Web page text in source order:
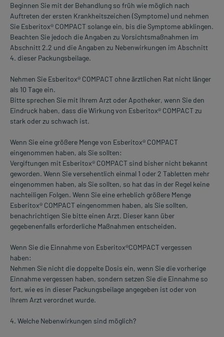
Beginnen Sie mit der Behandlung so früh wie möglich nach
Auftreten der ersten Krankheitszeichen (Symptome) und nehmen
Sie Esberitox® COMPACT solange ein, bis die Symptome abklingen.
Beachten Sie jedoch die Angaben zu Vorsichtsmaßnahmen im
Abschnitt 2.2 und die Angaben zu Nebenwirkungen im Abschnitt
4. dieser Packungsbeilage.
Nehmen Sie Esberitox® COMPACT ohne ärztlichen Rat nicht länger
als 10 Tage ein.
Bitte sprechen Sie mit Ihrem Arzt oder Apotheker, wenn Sie den
Eindruck haben, dass die Wirkung von Esberitox® COMPACT zu
stark oder zu schwach ist.
Wenn Sie eine größere Menge von Esberitox® COMPACT
eingenommen haben, als Sie sollten:
Vergiftungen mit Esberitox® COMPACT sind bisher nicht bekannt
geworden. Wenn Sie versehentlich einmal 1 oder 2 Tabletten mehr
eingenommen haben, als Sie sollten, so hat das in der Regel keine
nachteiligen Folgen. Wenn Sie eine erheblich größere Menge
Esberitox® COMPACT eingenommen haben, als Sie sollten,
benachrichtigen Sie bitte einen Arzt. Dieser kann über
gegebenenfalls erforderliche Maßnahmen entscheiden.
Wenn Sie die Einnahme von Esberitox®COMPACT vergessen
haben:
Nehmen Sie nicht die doppelte Dosis ein, wenn Sie die vorherige
Einnahme vergessen haben, sondern setzen Sie die Einnahme so
fort, wie es in dieser Packungsbeilage angegeben ist oder von
Ihrem Arzt verordnet wurde.
4. Welche Nebenwirkungen sind möglich?